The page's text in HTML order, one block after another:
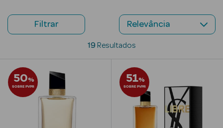
Beauty Season
Cuidados de
Beauty Season
Maquilhagem
Beauty Season
Maquilhagem
Filtrar
19 Resultados
50%
SOBRE PVPR
51%
SOBRE PVPR